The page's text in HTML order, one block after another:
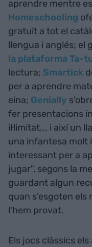
aprendre mentre
Homeschooling
gratuït a tot el
llengua i anglés; el
la plataforma Ta-
lectura; Smartick
per a aprendre
eina; Genially
fer presentacions
il·limitat... i així un
una infantesa molt
interessant per a
jugar", segons la
guardant algun
quan s'esgoten els
l'hem provat.
Els jocs clàssics